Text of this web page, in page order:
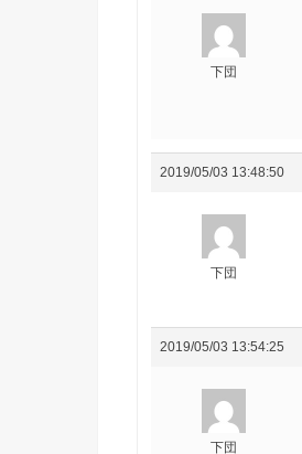
下団
2019/05/03 13:48:50
下団
2019/05/03 13:54:25
下団